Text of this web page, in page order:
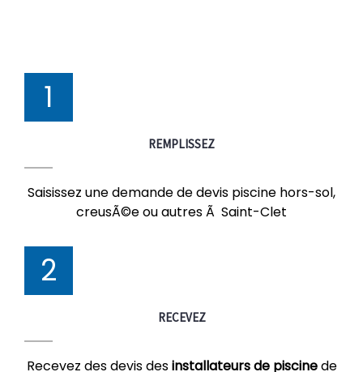
1
REMPLISSEZ
Saisissez une demande de devis piscine hors-sol,
creusÃ©e ou autres Ã Saint-Clet
2
RECEVEZ
Recevez des devis desinstallateurs de piscinede